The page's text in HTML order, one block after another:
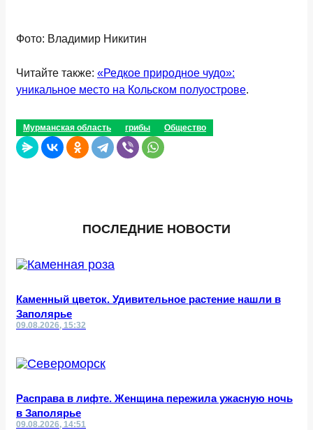
Фото: Владимир Никитин
Читайте также: «Редкое природное чудо»:
уникальное место на Кольском полуострове.
Мурманская область грибы Общество
ПОСЛЕДНИЕ НОВОСТИ
Каменный цветок. Удивительное растение нашли в
Заполярье
09.08.2026, 15:32
Расправа в лифте. Женщина пережила ужасную ночь
в Заполярье
09.08.2026, 14:51